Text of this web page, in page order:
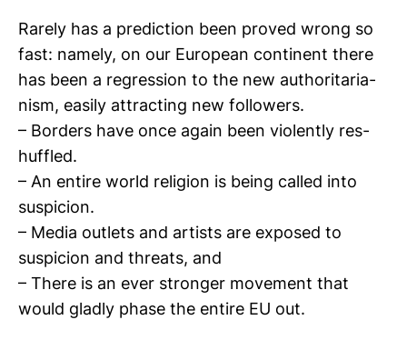
Rarely has a pre­dic­tion been proved wrong so
fast: namely, on our European con­ti­nent there
has been a regres­sion to the new autho­ri­ta­ria­
nism, easily attrac­ting new fol­lo­wers.
– Bor­ders have once again been vio­lently res­
huf­fled.
– An entire world reli­gion is being called into
suspi­cion.
– Media out­lets and artists are exposed to
suspi­cion and threats, and
– There is an ever stronger movement that
would gladly phase the entire EU out.